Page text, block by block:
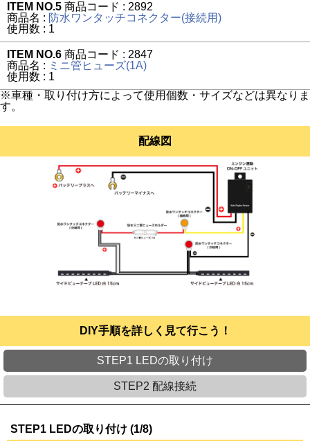
ITEM NO.5 商品コード : 2892
商品名 : 防水ワンタッチコネクター(接続用)
使用数 : 1
ITEM NO.6 商品コード : 2847
商品名 : ミニ管ヒューズ(1A)
使用数 : 1
※車種・取り付け方によって使用個数・サイズなどは異なりま
す。
配線図
DIY手順を詳しく見て行こう！
STEP1 LEDの取り付け
STEP2 配線接続
STEP1 LEDの取り付け (1/8)